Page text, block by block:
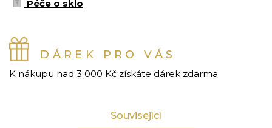
Péče o sklo
DÁREK PRO VÁS
K nákupu nad 3 000 Kč získáte dárek zdarma
Související